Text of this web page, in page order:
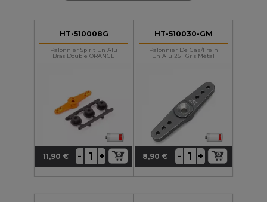
HT-510008G
Palonnier Spirit En Alu
Bras Double ORANGE
Prix
11,90 € - +
HT-510030-GM
Palonnier De Gaz/frein
En Alu 25T Gris Métal
Prix
8,90 € - +